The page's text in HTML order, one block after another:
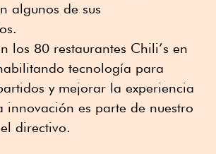
algunos de sus
los 80 restaurantes Chili’s en
tecnología para
y mejorar la experiencia
innovación es parte de nuestro
directivo.